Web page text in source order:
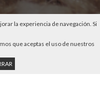
la experiencia de navegación. Si
que aceptas el uso de nuestros